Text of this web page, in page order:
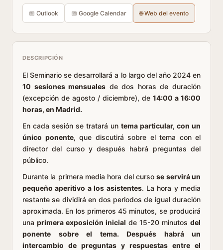
📅 Outlook 📅 Google Calendar 🌐 Web del evento
DESCRIPCIÓN
El Seminario se desarrollará a lo largo del año 2024 en
10 sesiones mensuales de dos horas de duración
(excepción de agosto / diciembre), de 14:00 a 16:00
horas, en Madrid.
En cada sesión se tratará un tema particular, con un
único ponente, que discutirá sobre el tema con el
director del curso y después habrá preguntas del
público.
Durante la primera media hora del cursose servirá un
pequeño aperitivo a los asistentes. La hora y media
restante se dividirá en dos periodos de igual duración
aproximada. En los primeros 45 minutos, se producirá
una primera exposición inicial de 15-20 minutos del
ponente sobre el tema. Después habrá un
intercambio de preguntas y respuestas entre el